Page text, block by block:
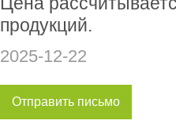
продукций.
2025-12-22
Отправить письмо